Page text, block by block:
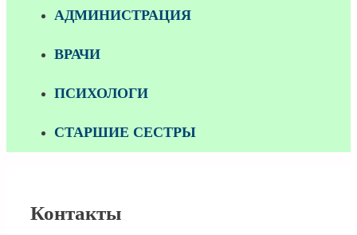
АДМИНИСТРАЦИЯ
ВРАЧИ
ПСИХОЛОГИ
СТАРШИЕ СЕСТРЫ
Контакты